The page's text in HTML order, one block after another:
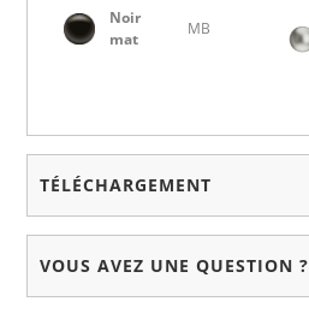
Noir
mat
MB
TÉLÉCHARGEMENT
VOUS AVEZ UNE QUESTION ?